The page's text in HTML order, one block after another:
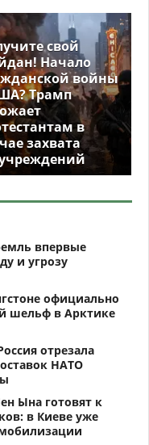
свой
Начало
войны
Трамп
в
захвата
впервые
и угрозу
официально
шельф в Арктике
отрезала
НАТО
Ына готовят к
в Киеве уже